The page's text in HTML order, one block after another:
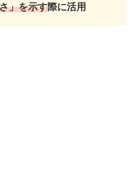
」を示す際に活用